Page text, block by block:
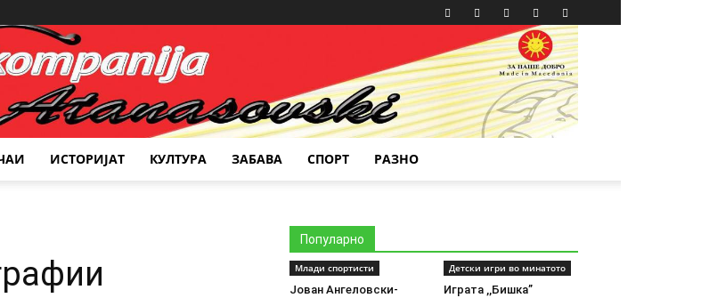
ИСТОРИЈАТ КУЛТУРА ЗАБАВА СПОРТ РАЗНО
Популарно
Млади спортисти
Јован Ангеловски-
Детски игри во минатото
Играта ,,Бишка”